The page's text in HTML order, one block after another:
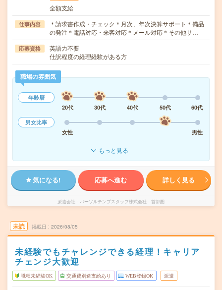
全額支給
仕事内容
＊請求書作成・チェック＊月次、年次決算サポート＊備品
の発注＊電話対応・来客対応＊メール対応＊その他サ…
応募資格
英語力不要
仕訳程度の経理経験がある方
職場の雰囲気
年齢層
20代
30代 40代 50代
60代
男女比率
女性
男性
もっと見る
気になる! 応募へ進む 詳しく見る
派遣会社 パーソルテンプスタッフ株式会社 首都圏
未読 掲載日 2026/08/05
未経験でもチャレンジできる経理！キャリア
チェンジ大歓迎
職種未経験OK 交通費別途支給あり WEB登録OK 派遣